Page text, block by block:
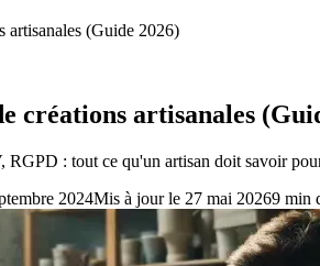
artisanales (Guide 2026)
créations artisanales
: tout ce qu'un artisan doit savoir
2024Mis à jour le 27 mai 20269 min